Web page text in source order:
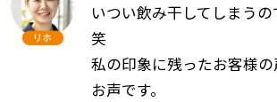
いつい飲み干してしまう
笑
私の印象に残ったお客様
お声です。